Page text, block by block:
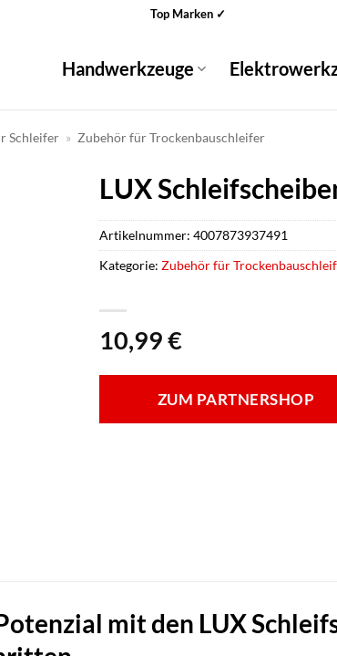
Top Marken ✓
Handwerkzeuge
Schleifer » Zubehör für Trockenbauschleifer
LUX
10,99€
ZUM PARTNERSHOP
Artikelnummer: 4007873937491
Kategorie: Zubehör für
mit den LUX